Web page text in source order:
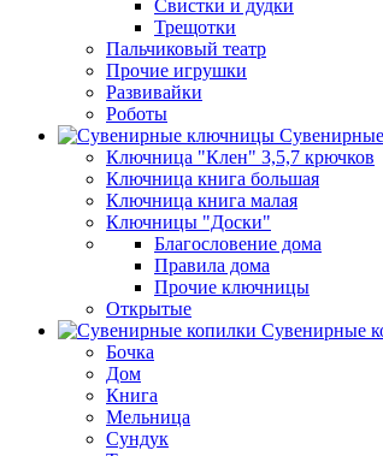
Свистки и дудки
Трещотки
Пальчиковый театр
Прочие игрушки
Развивайки
Роботы
Ключница "Клен" 3,5,7 крючков
Ключница книга большая
Ключница книга малая
Ключницы "Доски"
Благословение дома
Правила дома
Прочие ключницы
Открытые
Сувенирные
Бочка
Дом
Книга
Мельница
Сундук